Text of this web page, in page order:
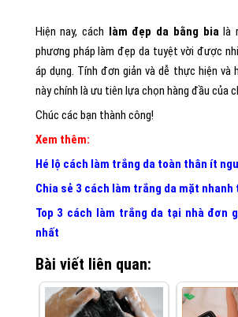
Hiện nay, cách làm đẹp da bằng bialà
phương pháp làm đẹp da tuyệt vời được
áp dụng. Tính đơn giản và dễ thực hiện và
này chính là ưu tiên lựa chọn hàng đầu của
Chúc các bạn thành công!
Xem thêm:
Hé lộ cách làm trắng da toàn thân ít
Chia sẻ 3 cách làm trắng da mặt nhanh
Top 3 cách làm trắng da tại nhà đơn
nhất
Bài viết liên quan: